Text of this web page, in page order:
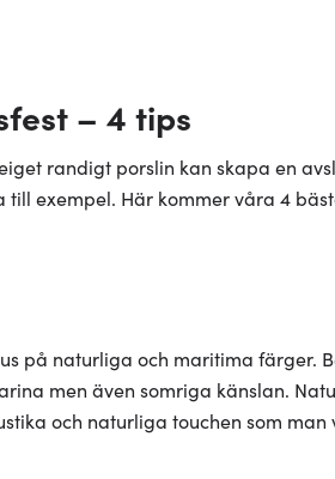
– 4 tips
randigt porslin kan skapa en
exempel. Här kommer våra 4
på naturliga och maritima färger.
men även somriga känslan.
och naturliga touchen som man